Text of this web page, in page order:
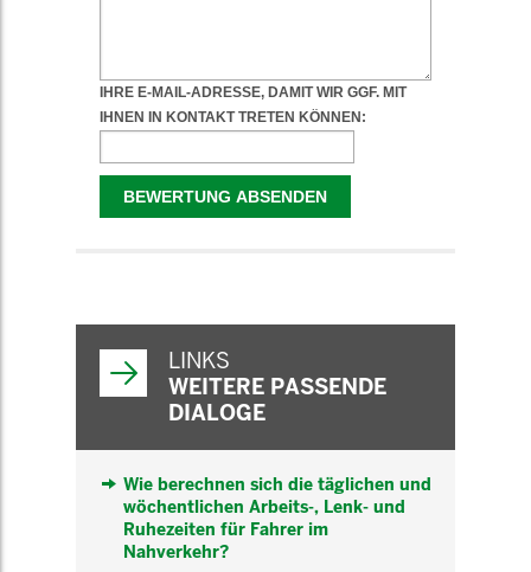
LINKS
WEITERE PASSENDE
DIALOGE
Wie berechnen sich die täglichen und
wöchentlichen Arbeits-, Lenk- und
Ruhezeiten für Fahrer im
Nahverkehr?